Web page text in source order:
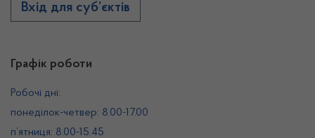
Графік роботи
Робочі дні:
понеділок-четвер: 8.00-17.00
п’ятниця: 8.00-15.45
Вхід для суб’єктів